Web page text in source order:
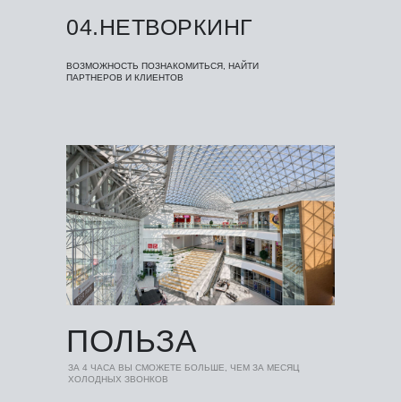
04.НЕТВОРКИНГ
ВОЗМОЖНОСТЬ ПОЗНАКОМИТЬСЯ, НАЙТИ
ПАРТНЕРОВ И КЛИЕНТОВ
ЗА 4 ЧАСА ВЫ СМОЖЕТЕ БОЛЬШЕ, ЧЕМ ЗА МЕСЯЦ
ХОЛОДНЫХ ЗВОНКОВ
ПОЛЬЗА